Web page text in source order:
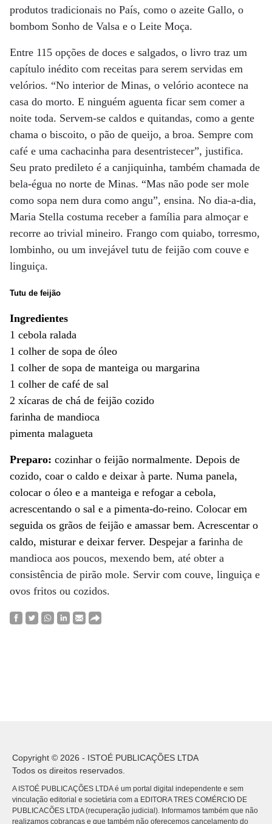
produtos tradicionais no País, como o azeite Gallo, o
bombom Sonho de Valsa e o Leite Moça.
Entre 115 opções de doces e salgados, o livro traz um
capítulo inédito com receitas para serem servidas em
velórios. “No interior de Minas, o velório acontece na
casa do morto. E ninguém aguenta ficar sem comer a
noite toda. Servem-se caldos e quitandas, como a gente
chama o biscoito, o pão de queijo, a broa. Sempre com
café e uma cachacinha para desentristecer”, justifica.
Seu prato predileto é a canjiquinha, também chamada de
bela-égua no norte de Minas. “Mas não pode ser mole
como sopa nem dura como angu”, ensina. No dia-a-dia,
Maria Stella costuma receber a família para almoçar e
recorre ao trivial mineiro. Frango com quiabo, torresmo,
lombinho, ou um invejável tutu de feijão com couve e
linguiça.
Tutu de feijão
Ingredientes
1 cebola ralada
1 colher de sopa de óleo
1 colher de sopa de manteiga ou margarina
1 colher de café de sal
2 xícaras de chá de feijão cozido
farinha de mandioca
pimenta malagueta
Preparo: cozinhar o feijão normalmente. Depois de
cozido, coar o caldo e deixar à parte. Numa panela,
colocar o óleo e a manteiga e refogar a cebola,
acrescentando o sal e a pimenta-do-reino. Colocar em
seguida os grãos de feijão e amassar bem. Acrescentar o
caldo, misturar e deixar ferver. Despejar a farinha de
mandioca aos poucos, mexendo bem, até obter a
consistência de pirão mole. Servir com couve, linguiça e
ovos fritos ou cozidos.
Copyright © 2026 - ISTOÉ PUBLICAÇÕES LTDA
Todos os direitos reservados.
A ISTOÉ PUBLICAÇÕES LTDA é um portal digital independente e sem
vinculação editorial e societária com a EDITORA TRES COMÉRCIO DE
PUBLICACÕES LTDA (recuperação judicial). Informamos também que não
realizamos cobranças e que também não oferecemos cancelamento do